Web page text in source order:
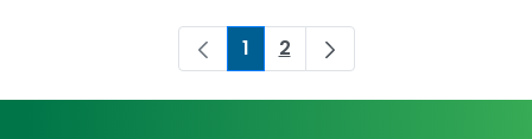
Oldal
1 Oldal
2